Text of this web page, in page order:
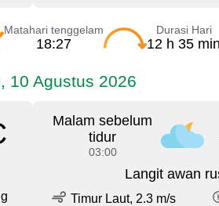
Matahari tenggelam
18:27
Durasi Hari
12 h 35 min
10 Agustus 2026
Malam sebelum
tidur
03:00
Langit awan
Timur Laut, 2.3 m/s